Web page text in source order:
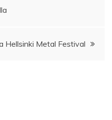
Hellsinki Metal Festival